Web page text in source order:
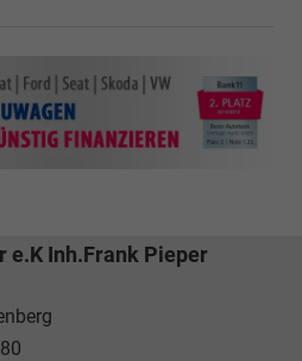
e.K Inh.Frank Pieper